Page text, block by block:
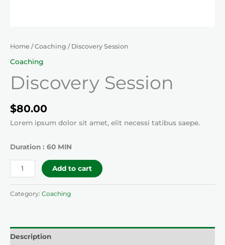
Home /Coaching / Discovery Session
Coaching
Discovery Session
$80.00
Lorem ipsum dolor sit amet, elit necessi tatibus saepe.
Duration : 60 MIN
Discovery
Session
Add to cart
Category: Coaching
Description